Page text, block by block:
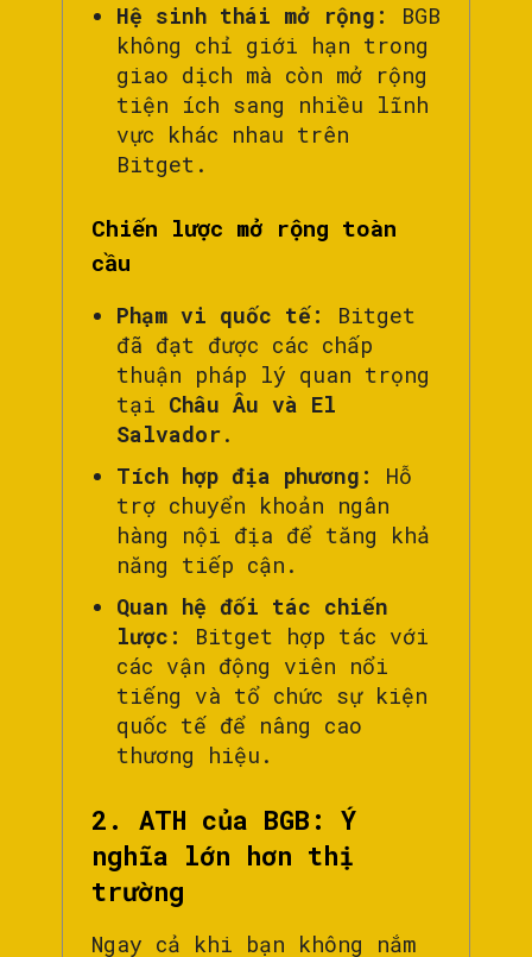
Hệ sinh thái mở rộng:
BGB
không chỉ giới hạn trong
giao dịch mà còn mở rộng
tiện ích sang nhiều lĩnh
vực khác nhau trên
Bitget.
Chiến lược mở rộng toàn
cầu
Phạm vi quốc tế:
Bitget
đã đạt được các chấp
thuận pháp lý quan trọng
tại Châu Âu và El
Salvador.
Tích hợp địa phương:
Hỗ
trợ chuyển khoản ngân
hàng nội địa để tăng khả
năng tiếp cận.
Quan hệ đối tác chiến
lược:
Bitget hợp tác với
các vận động viên nổi
tiếng và tổ chức sự kiện
quốc tế để nâng cao
thương hiệu.
2. ATH của BGB: Ý
nghĩa lớn hơn thị
trường
Ngay cả khi bạn không nắm